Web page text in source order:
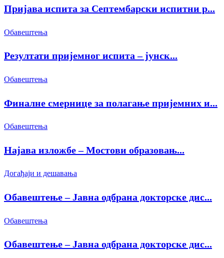
Пријава испита за Септембарски испитни р...
Обавештења
Резултати пријемног испита – јунск...
Обавештења
Финалне смернице за полагање пријемних и...
Обавештења
Најава изложбе – Мостови образовањ...
Догађаји и дешавања
Обавештење – Јавна одбрана докторске дис...
Обавештења
Обавештење – Јавна одбрана докторске дис...